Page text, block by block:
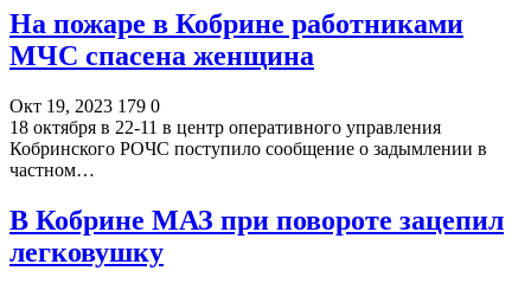
На пожаре в Кобрине работниками
МЧС спасена женщина
Окт 19, 2023 179 0
18 октября в 22-11 в центр оперативного управления
Кобринского РОЧС поступило сообщение о задымлении в
частном…
В Кобрине МАЗ при повороте зацепил
легковушку